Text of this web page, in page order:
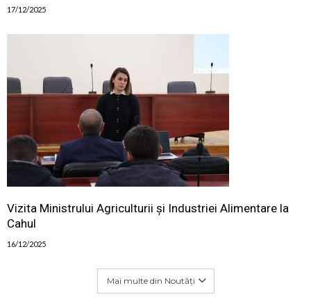
17/12/2025
Vizita Ministrului Agriculturii și Industriei Alimentare la
Cahul
16/12/2025
Mai multe din Noutăți